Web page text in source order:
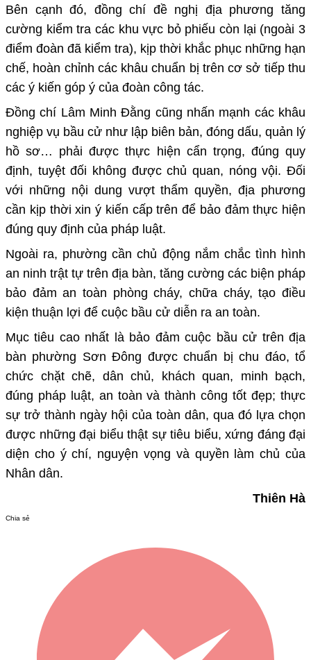
Bên cạnh đó, đồng chí đề nghị địa phương tăng
cường kiểm tra các khu vực bỏ phiếu còn lại (ngoài 3
điểm đoàn đã kiểm tra), kịp thời khắc phục những hạn
chế, hoàn chỉnh các khâu chuẩn bị trên cơ sở tiếp thu
các ý kiến góp ý của đoàn công tác.
Đồng chí Lâm Minh Đằng cũng nhấn mạnh các khâu
nghiệp vụ bầu cử như lập biên bản, đóng dấu, quản lý
hồ sơ… phải được thực hiện cẩn trọng, đúng quy
định, tuyệt đối không được chủ quan, nóng vội. Đối
với những nội dung vượt thẩm quyền, địa phương
cần kịp thời xin ý kiến cấp trên để bảo đảm thực hiện
đúng quy định của pháp luật.
Ngoài ra, phường cầnchủ động nắm chắc tình hình
an ninh trật tự trên địa bàn, tăng cường các biện pháp
bảo đảman toàn phòng cháy, chữa cháy, tạo điều
kiện thuận lợi để cuộc bầu cử diễn ra an toàn.
Mục tiêu cao nhất là bảo đảm cuộc bầu cử trên địa
bàn phường Sơn Đông đượcchuẩn bị chu đáo, tổ
chức chặt chẽ, dân chủ, khách quan, minh bạch,
đúng pháp luật, an toàn và thành công tốt đẹp; thực
sự trở thành ngày hội của toàn dân, qua đó lựa chọn
được những đại biểu thật sự tiêu biểu, xứng đáng đại
diện cho ý chí, nguyện vọng và quyền làm chủ của
Nhân dân.
Thiên Hà
Chia sẻ